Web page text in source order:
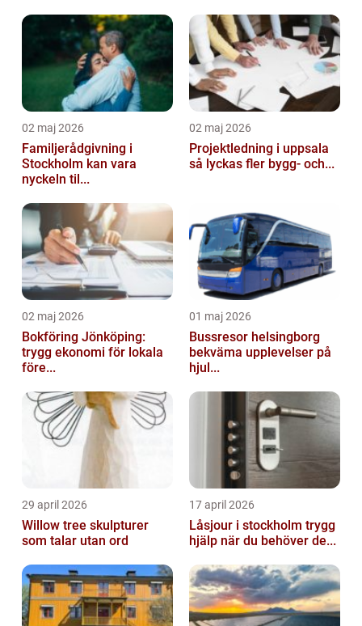
02 maj 2026
Familjerådgivning i
Stockholm kan vara
nyckeln til...
02 maj 2026
Projektledning i uppsala
så lyckas fler bygg- och...
02 maj 2026
Bokföring Jönköping:
trygg ekonomi för lokala
före...
01 maj 2026
Bussresor helsingborg
bekväma upplevelser på
hjul...
29 april 2026
Willow tree skulpturer
som talar utan ord
17 april 2026
Låsjour i stockholm trygg
hjälp när du behöver de...